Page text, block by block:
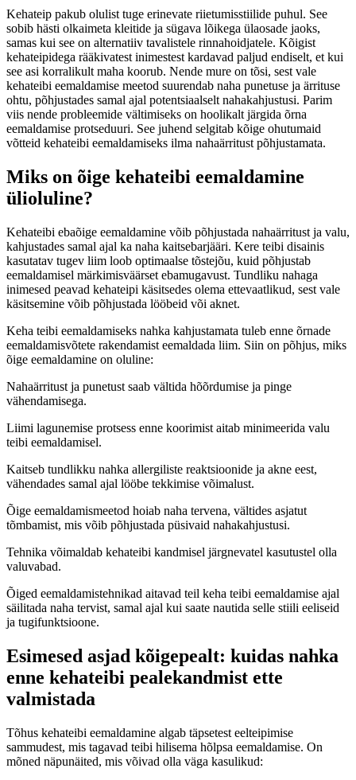
Kehateip pakub olulist tuge erinevate riietumisstiilide puhul. See
sobib hästi olkaimeta kleitide ja sügava lõikega ülaosade jaoks,
samas kui see on alternatiiv tavalistele rinnahoidjatele. Kõigist
kehateipidega rääkivatest inimestest kardavad paljud endiselt, et kui
see asi korralikult maha koorub. Nende mure on tõsi, sest vale
kehateibi eemaldamise meetod suurendab naha punetuse ja ärrituse
ohtu, põhjustades samal ajal potentsiaalselt nahakahjustusi. Parim
viis nende probleemide vältimiseks on hoolikalt järgida õrna
eemaldamise protseduuri. See juhend selgitab kõige ohutumaid
võtteid kehateibi eemaldamiseks ilma nahaärritust põhjustamata.
Miks on õige kehateibi eemaldamine
ülioluline?
Kehateibi ebaõige eemaldamine võib põhjustada nahaärritust ja valu,
kahjustades samal ajal ka naha kaitsebarjääri. Kere teibi disainis
kasutatav tugev liim loob optimaalse tõstejõu, kuid põhjustab
eemaldamisel märkimisväärset ebamugavust. Tundliku nahaga
inimesed peavad kehateipi käsitsedes olema ettevaatlikud, sest vale
käsitsemine võib põhjustada lööbeid või aknet.
Keha teibi eemaldamiseks nahka kahjustamata tuleb enne õrnade
eemaldamisvõtete rakendamist eemaldada liim. Siin on põhjus, miks
õige eemaldamine on oluline:
Nahaärritust ja punetust saab vältida hõõrdumise ja pinge
vähendamisega.
Liimi lagunemise protsess enne koorimist aitab minimeerida valu
teibi eemaldamisel.
Kaitseb tundlikku nahka allergiliste reaktsioonide ja akne eest,
vähendades samal ajal lööbe tekkimise võimalust.
Õige eemaldamismeetod hoiab naha tervena, vältides asjatut
tõmbamist, mis võib põhjustada püsivaid nahakahjustusi.
Tehnika võimaldab kehateibi kandmisel järgnevatel kasutustel olla
valuvabad.
Õiged eemaldamistehnikad aitavad teil keha teibi eemaldamise ajal
säilitada naha tervist, samal ajal kui saate nautida selle stiili eeliseid
ja tugifunktsioone.
Esimesed asjad kõigepealt: kuidas nahka
enne kehateibi pealekandmist ette
valmistada
Tõhus kehateibi eemaldamine algab täpsetest eelteipimise
sammudest, mis tagavad teibi hilisema hõlpsa eemaldamise. On
mõned näpunäited, mis võivad olla väga kasulikud: